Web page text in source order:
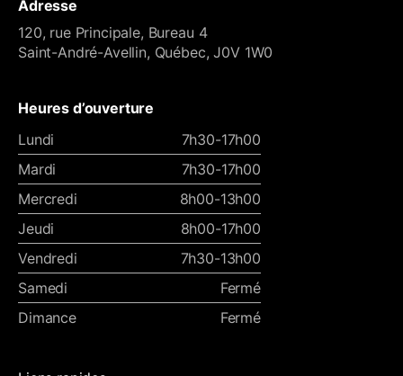
Adresse
120, rue Principale, Bureau 4
Saint-André-Avellin, Québec, J0V 1W0
Heures d’ouverture
Lundi
7h30-17h00
Mardi
7h30-17h00
Mercredi
8h00-13h00
Jeudi
8h00-17h00
Vendredi
7h30-13h00
Samedi
Fermé
Dimance
Fermé